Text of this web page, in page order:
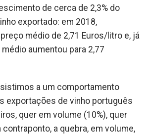
de cerca de 2,3% do
exportado: em 2018,
médio de 2,71 Euros/litro e, já
aumentou para 2,77
a um comportamento
exportações de vinho português
quer em volume (10%), quer
contraponto, a quebra, em volume,